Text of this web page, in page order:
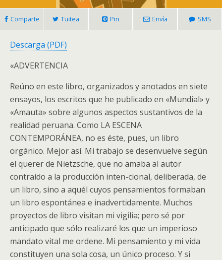
Comparte Tuitea Pin Envía SMS
Descarga (PDF)
«ADVERTENCIA
Reúno en este libro, organizados y anotados en siete
ensayos, los escritos que he publicado en «Mundial» y
«Amauta» sobre algunos aspectos sustantivos de la
realidad peruana. Como LA ESCENA
CONTEMPORÁNEA, no es éste, pues, un libro
orgánico. Mejor así. Mi trabajo se desenvuelve según
el querer de Nietzsche, que no amaba al autor
contraído a la producción inten-cional, deliberada, de
un libro, sino a aquél cuyos pensamientos formaban
un libro espontánea e inadvertidamente. Muchos
proyectos de libro visitan mi vigilia; pero sé por
anticipado que sólo realizaré los que un imperioso
mandato vital me ordene. Mi pensamiento y mi vida
constituyen una sola cosa, un único proceso. Y si